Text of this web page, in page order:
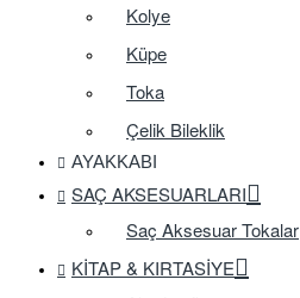
Kolye
Küpe
Toka
Çelik Bileklik
AYAKKABI
SAÇ AKSESUARLARI
Saç Aksesuar Tokalar
KITAP & KIRTASIYE